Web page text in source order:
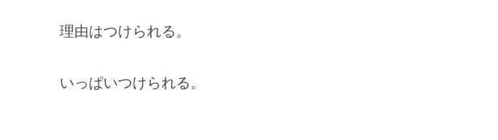
理由はつけられる。
いっぱいつけられる。